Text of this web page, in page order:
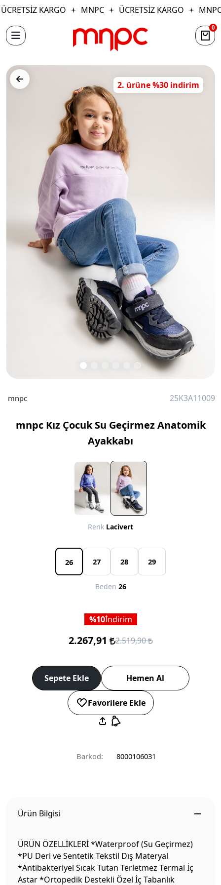
KARGO MNPC ÜCRETSİZ KARGO MNPC
0
2. ürüne %30 indirim
mnpc 25K3A11009
mnpc Kız Çocuk Su Geçirmez Anatomik
Ayakkabı
Renk Lacivert
26 27 28 29
Beden 26
10İndirim
2.267,91 2.519,90
Sepete Ekle Hemen Al
Favorilere Ekle
Barkod: 8000106031
Ürün Bilgisi
ÜRÜN ÖZELLİKLERİ *Waterproof (Su Geçirmez)
*PU Deri ve Sentetik Tekstil Dış Materyal
*Antibakteriyel Sıcak Tutan Terletmez Termal İç
Astar *Ortopedik Destekli Özel İç Tabanlık